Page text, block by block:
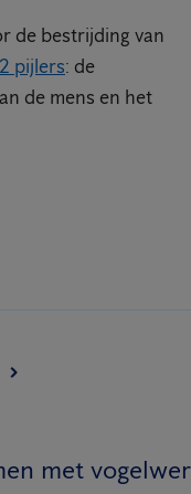
de bestrijding van
2 pijlers: de
de mens en het
met